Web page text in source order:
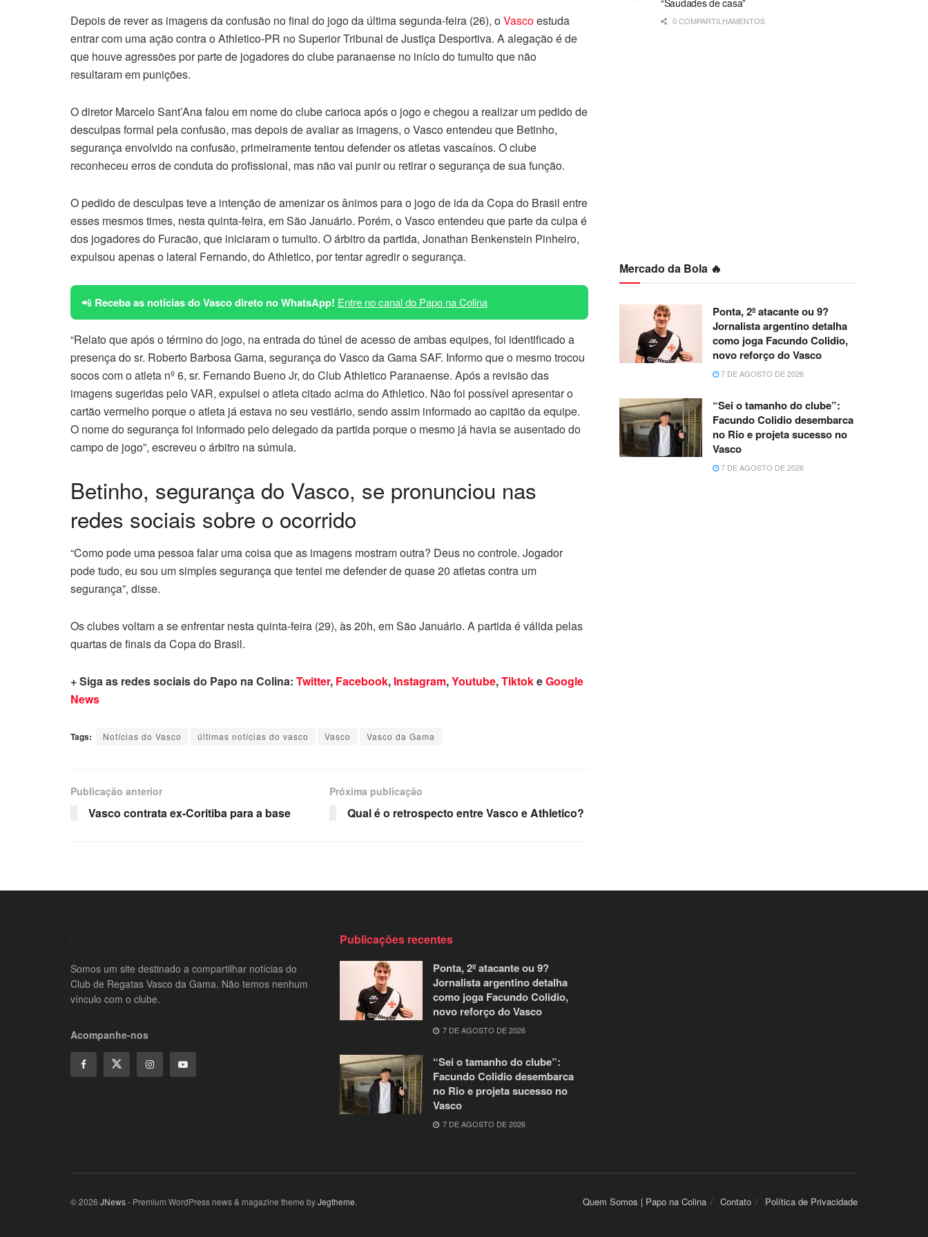
Depois de rever as imagens da confusão no final do jogo da última segunda-feira (26), oVascoestuda
entrar com uma ação contra o Athletico-PR no Superior Tribunal de Justiça Desportiva. A alegação é de
que houve agressões por parte de jogadores do clube paranaense no início do tumulto que não
resultaram em punições.
O diretor Marcelo Sant’Ana falou em nome do clube carioca após o jogo e chegou a realizar um pedido de
desculpas formal pela confusão, mas depois de avaliar as imagens, o Vasco entendeu que Betinho,
segurança envolvido na confusão, primeiramente tentou defender os atletas vascaínos. O clube
reconheceu erros de conduta do profissional, mas não vai punir ou retirar o segurança de sua função.
O pedido de desculpas teve a intenção de amenizar os ânimos para o jogo de ida da Copa do Brasil entre
esses mesmos times, nesta quinta-feira, em São Januário. Porém, o Vasco entendeu que parte da culpa é
dos jogadores do Furacão, que iniciaram o tumulto. O árbitro da partida, Jonathan Benkenstein Pinheiro,
expulsou apenas o lateral Fernando, do Athletico, por tentar agredir o segurança.
📲 Receba as notícias do Vasco direto no WhatsApp! Entre no canal do Papo na Colina
“Relato que após o término do jogo, na entrada do túnel de acesso de ambas equipes, foi identificado a
presença do sr. Roberto Barbosa Gama, segurança do Vasco da Gama SAF. Informo que o mesmo trocou
socos com o atleta nº 6, sr. Fernando Bueno Jr, do Club Athletico Paranaense. Após a revisão das
imagens sugeridas pelo VAR, expulsei o atleta citado acima do Athletico. Não foi possível apresentar o
cartão vermelho porque o atleta já estava no seu vestiário, sendo assim informado ao capitão da equipe.
O nome do segurança foi informado pelo delegado da partida porque o mesmo já havia se ausentado do
campo de jogo”, escreveu o árbitro na súmula.
Betinho, segurança do Vasco, se pronunciou nas
redes sociais sobre o ocorrido
“Como pode uma pessoa falar uma coisa que as imagens mostram outra? Deus no controle. Jogador
pode tudo, eu sou um simples segurança que tentei me defender de quase 20 atletas contra um
segurança”, disse.
Os clubes voltam a se enfrentar nesta quinta-feira (29), às 20h, em São Januário. A partida é válida pelas
quartas de finais da Copa do Brasil.
+ Siga as redes sociais do Papo na Colina: Twitter, Facebook, Instagram,Youtube,TiktokeGoogle
News
Tags: Notícias do Vasco últimas notícias do vasco Vasco Vasco da Gama
Publicação anterior
Vasco contrata ex-Coritiba para a base
Próxima publicação
Qual é o retrospecto entre Vasco e Athletico?
0 COMPARTILHAMENTOS
Mercado da Bola 🔥
Ponta, 2º atacante ou 9?
Jornalista argentino detalha
como joga Facundo Colidio,
novo reforço do Vasco
7 DE AGOSTO DE 2026
“Sei o tamanho do clube”:
Facundo Colidio desembarca
no Rio e projeta sucesso no
Vasco
7 DE AGOSTO DE 2026
Somos um site destinado a compartilhar notícias do
Club de Regatas Vasco da Gama. Não temos nenhum
vínculo com o clube.
Acompanhe-nos
Publicações recentes
Ponta, 2º atacante ou 9?
Jornalista argentino detalha
como joga Facundo Colidio,
novo reforço do Vasco
7 DE AGOSTO DE 2026
“Sei o tamanho do clube”:
Facundo Colidio desembarca
no Rio e projeta sucesso no
Vasco
7 DE AGOSTO DE 2026
Quem Somos | Papo na Colina Contato Política de Privacidade
© 2026 JNews- Premium WordPress news & magazine theme byJegtheme.